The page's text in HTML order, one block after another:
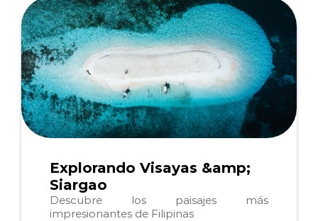
Explorando Visayas &amp;
Siargao
Descubre los paisajes más
impresionantes de Filipinas